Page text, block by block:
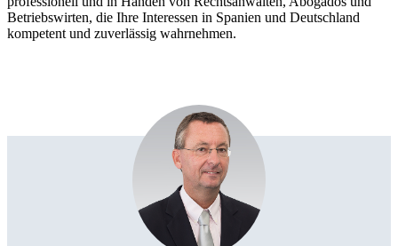
Betriebswirten, die Ihre Interessen in Spanien und Deutschland
kompetent und zuverlässig wahrnehmen.